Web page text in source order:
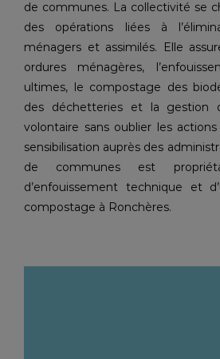
de communes. La collectivité se
des opérations liées à
ménagers et assimilés. Elle
ordures ménagères,
ultimes, le compostage des
des déchetteries et la gestion
volontaire sans oublier les
sensibilisation auprès des
de communes est
d’enfouissement technique et
compostage à Ronchères.